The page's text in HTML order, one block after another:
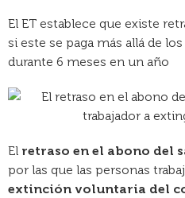
El ET establece que existe
si este se paga más allá de
durante 6 meses en un año
El retraso en el abono del
por las que las personas
extinción voluntaria del